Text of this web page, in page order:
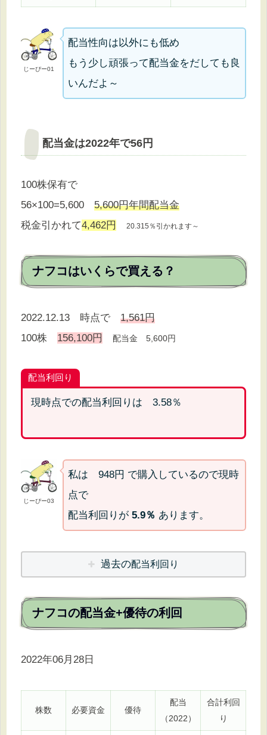
じーぴー01
配当性向は以外にも低め
もう少し頑張って配当金をだしても良
いんだよ～
配当金は2022年で56円
100株保有で
56×100=5,600 5,600円年間配当金
税金引かれて4,462円 20.315％引かれます～
ナフコはいくらで買える？
2022.12.13 時点で 1,561円
100株 156,100円 配当金 5,600円
配当利回り
現時点での配当利回りは 3.58％
じーぴー03
私は 948円 で購入しているので現時
点で
配当利回りが5.9％ あります。
過去の配当利回り
ナフコの配当金+優待の利回
2022年06月28日
株数 必要資金 優待
配当
（2022）
合計利回
り